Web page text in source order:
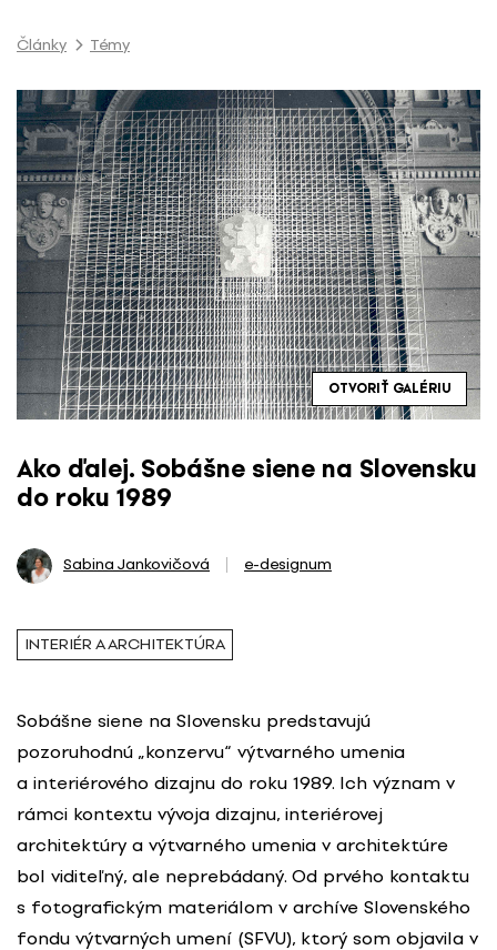
Články Témy
OTVORIŤ GALÉRIU
Ako ďalej. Sobášne siene na Slovensku
do roku 1989
Sabina Jankovičová e-designum
INTERIÉR A ARCHITEKTÚRA
Sobášne siene na Slovensku predstavujú
pozoruhodnú „konzervu“ výtvarného umenia
a interiérového dizajnu do roku 1989. Ich význam v
rámci kontextu vývoja dizajnu, interiérovej
architektúry a výtvarného umenia v architektúre
bol viditeľný, ale neprebádaný. Od prvého kontaktu
s fotografickým materiálom v archíve Slovenského
fondu výtvarných umení (SFVU), ktorý som objavila v